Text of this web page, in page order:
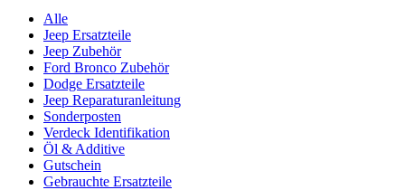
Alle
Jeep Ersatzteile
Jeep Zubehör
Ford Bronco Zubehör
Dodge Ersatzteile
Jeep Reparaturanleitung
Sonderposten
Verdeck Identifikation
Öl & Additive
Gutschein
Gebrauchte Ersatzteile